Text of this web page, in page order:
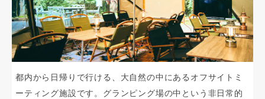
都内から日帰りで行ける、大自然の中にあるオフサイトミ
ーティング施設です。グランピング場の中という非日常的